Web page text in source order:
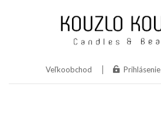
Veľkoobchod Prihlásenie